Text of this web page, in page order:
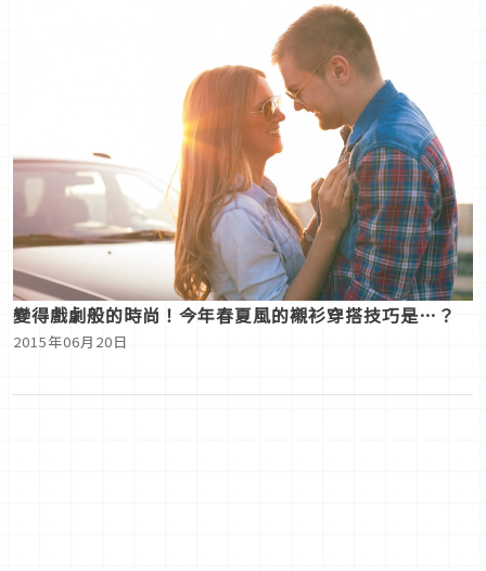
變得戲劇般的時尚！今年春夏風的襯衫穿搭技巧是…？
2015年06月20日